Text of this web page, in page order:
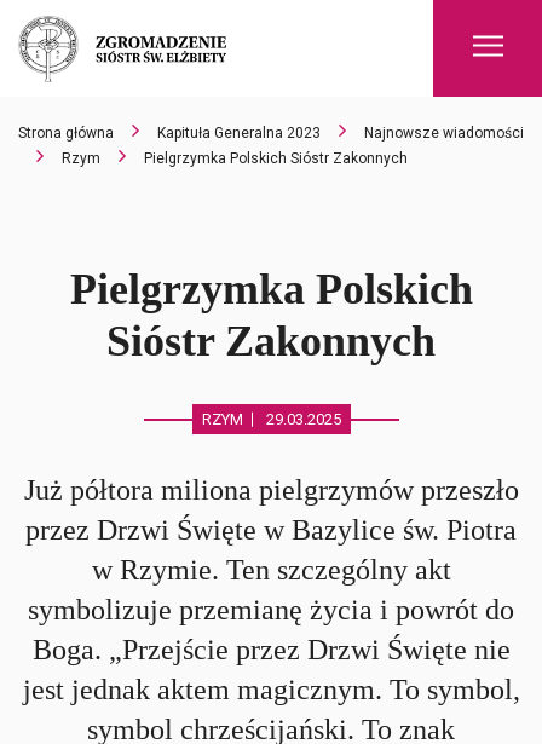
Strona główna Kapituła Generalna 2023
Najnowsze wiadomości
Rzym
Pielgrzymka Polskich Sióstr Zakonnych
Pielgrzymka Polskich
Sióstr Zakonnych
RZYM 29.03.2025
Już półtora miliona pielgrzymów przeszło
przez Drzwi Święte w Bazylice św. Piotra
w Rzymie. Ten szczególny akt
symbolizuje przemianę życia i powrót do
Boga. „Przejście przez Drzwi Święte nie
jest jednak aktem magicznym. To symbol,
symbol chrześcijański. To znak